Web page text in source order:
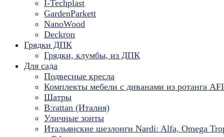
I-Techplast
GardenParkett
NanoWood
Deckron
Грядки ДПК
Грядки, клумбы, из ДПК
Для сада
Подвесные кресла
Комплекты мебели с диванами из ротанга
Шатры
B:rattan (Италия)
Уличные зонты
Итальянские шезлонги Nardi: Alfa, Omega